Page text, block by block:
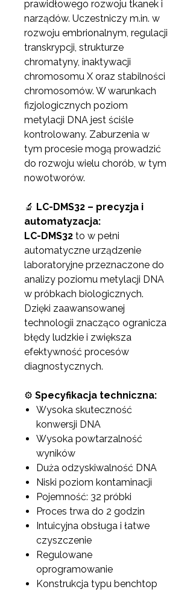
prawidłowego rozwoju tkanek i
narządów. Uczestniczy m.in. w
rozwoju embrionalnym, regulacji
transkrypcji, strukturze
chromatyny, inaktywacji
chromosomu X oraz stabilności
chromosomów. W warunkach
fizjologicznych poziom
metylacji DNA jest ściśle
kontrolowany. Zaburzenia w
tym procesie mogą prowadzić
do rozwoju wielu chorób, w tym
nowotworów.
🔬 LC-DMS32 – precyzja i
automatyzacja:
LC-DMS32 to w pełni
automatyczne urządzenie
laboratoryjne przeznaczone do
analizy poziomu metylacji DNA
w próbkach biologicznych.
Dzięki zaawansowanej
technologii znacząco ogranicza
błędy ludzkie i zwiększa
efektywność procesów
diagnostycznych.
⚙️ Specyfikacja techniczna:
Wysoka skuteczność
konwersji DNA
Wysoka powtarzalność
wyników
Duża odzyskiwalność DNA
Niski poziom kontaminacji
Pojemność: 32 próbki
Proces trwa do 2 godzin
Intuicyjna obsługa i łatwe
czyszczenie
Regulowane
oprogramowanie
Konstrukcja typu benchtop